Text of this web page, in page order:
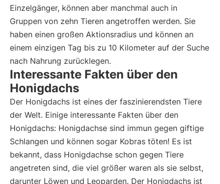
Einzelgänger, können aber manchmal auch in
Gruppen von zehn Tieren angetroffen werden. Sie
haben einen großen Aktionsradius und können an
einem einzigen Tag bis zu 10 Kilometer auf der Suche
nach Nahrung zurücklegen.
Interessante Fakten über den
Honigdachs
Der Honigdachs ist eines der faszinierendsten Tiere
der Welt. Einige interessante Fakten über den
Honigdachs: Honigdachse sind immun gegen giftige
Schlangen und können sogar Kobras töten! Es ist
bekannt, dass Honigdachse schon gegen Tiere
angetreten sind, die viel größer waren als sie selbst,
darunter Löwen und Leoparden. Der Honigdachs ist